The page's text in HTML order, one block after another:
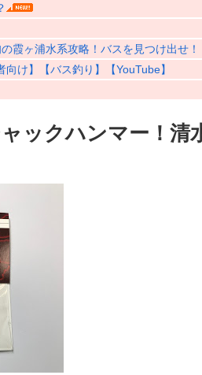
霞ヶ浦水系攻略！バスを見つけ出せ
け】【バス釣り】【YouTube】
ックハンマー！清